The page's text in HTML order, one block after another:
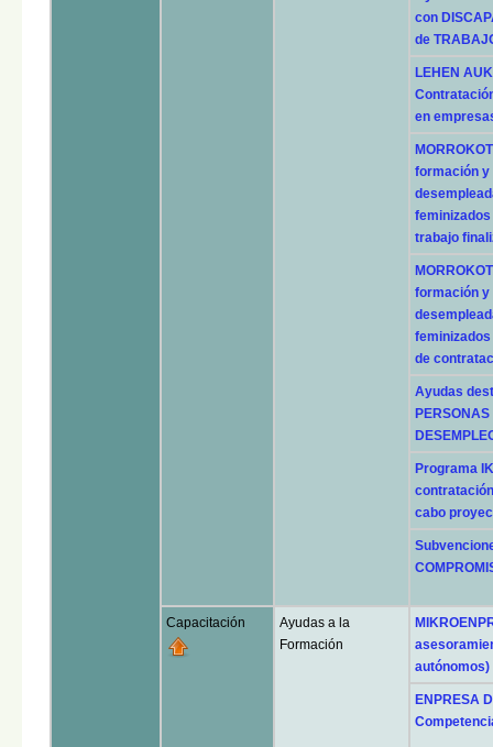
con
de
LEHEN
en
formación y
trabajo
formación y
de
Ayudas
Programa
cabo
Capacitación
Ayudas a la
Formación
autónomos)
ENPRESA